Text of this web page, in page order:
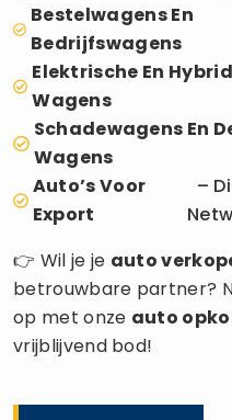
Bestelwagens En
Bedrijfswagens
Elektrische En
Wagens
Schadewagens En
Wagens
Auto’s Voor
Export
–
👉 Wil je je auto
betrouwbare partner?
op met onze auto
vrijblijvend bod!